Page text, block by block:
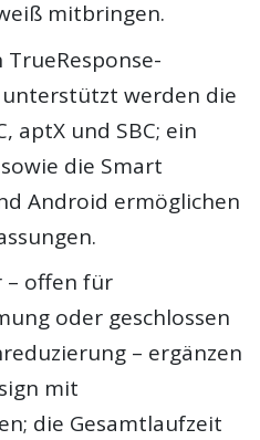
mitbringen.
werden die
aptX und SBC; ein
die Smart
Android ermöglichen
– offen für
oder geschlossen
– ergänzen
mit
die Gesamtlaufzeit